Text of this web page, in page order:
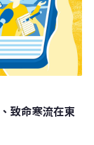
致命寒流在東